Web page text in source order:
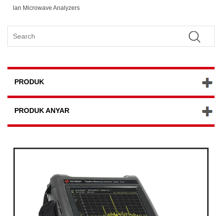
lan Microwave Analyzers
PRODUK
PRODUK ANYAR